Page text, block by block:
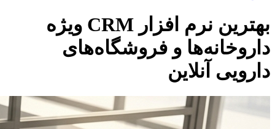
بهترین نرم افزار CRM ویژه
داروخانه‌ها و فروشگاه‌های
دارویی آنلاین